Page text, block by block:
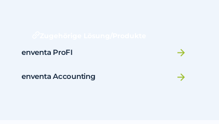
enventa ProFI
enventa Accounting